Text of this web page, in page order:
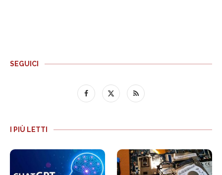
SEGUICI
I PIÙ LETTI